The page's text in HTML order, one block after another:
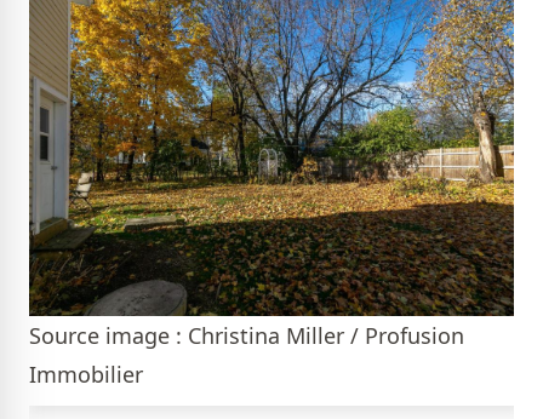
Source image : Christina Miller / Profusion
Immobilier